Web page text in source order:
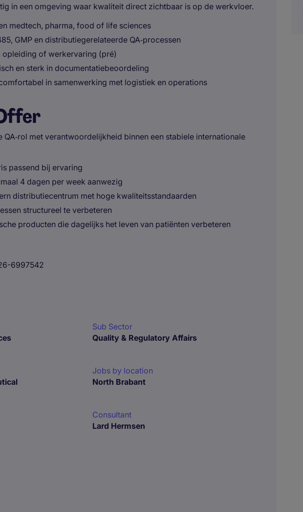
in een omgeving waar kwaliteit direct zichtbaar is op de werkvloer.
medtech, pharma, food of life sciences
GMP en distributiegerelateerde QA‑processen
of werkervaring (pré)
en sterk in documentatiebeoordeling
in samenwerking met logistiek en operations
met verantwoordelijkheid binnen een stabiele internationale
passend bij ervaring
4 dagen per week aanwezig
distributiecentrum met hoge kwaliteitsstandaarden
structureel te verbeteren
producten die dagelijks het leven van patiënten verbeteren
6997542
Sub Sector
Quality & Regulatory Affairs
Jobs by location
North Brabant
Consultant
Lard Hermsen